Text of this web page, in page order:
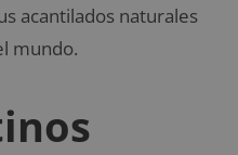
acantilados naturales
mundo.